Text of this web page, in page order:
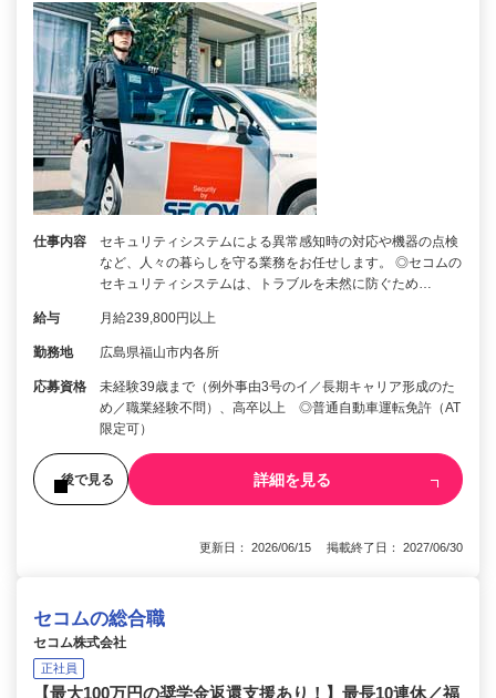
仕事内容
セキュリティシステムによる異常感知時の対応や機器の点検
など、人々の暮らしを守る業務をお任せします。 ◎セコムの
セキュリティシステムは、トラブルを未然に防ぐため…
給与 月給239,800円以上
勤務地 広島県福山市内各所
応募資格
未経験39歳まで（例外事由3号のイ／長期キャリア形成のた
め／職業経験不問）、高卒以上 ◎普通自動車運転免許（AT
限定可）
後で見る 詳細を見る
更新日： 2026/06/15 掲載終了日： 2027/06/30
セコムの総合職
セコム株式会社
正社員
【最大100万円の奨学金返還支援あり！】最長10連休／福